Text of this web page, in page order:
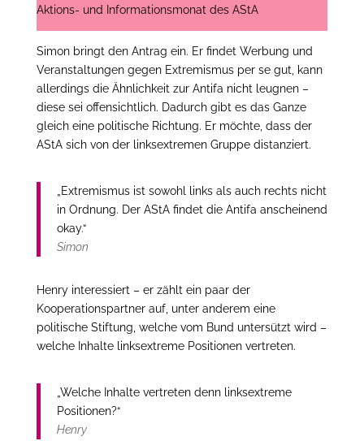
Aktions- und Informationsmonat des AStA
Simon bringt den Antrag ein. Er findet Werbung und
Veranstaltungen gegen Extremismus per se gut, kann
allerdings die Ähnlichkeit zur Antifa nicht leugnen –
diese sei offensichtlich. Dadurch gibt es das Ganze
gleich eine politische Richtung. Er möchte, dass der
AStA sich von der linksextremen Gruppe distanziert.
„Extremismus ist sowohl links als auch rechts nicht
in Ordnung. Der AStA findet die Antifa anscheinend
okay.“
Simon
Henry interessiert – er zählt ein paar der
Kooperationspartner auf, unter anderem eine
politische Stiftung, welche vom Bund untersützt wird –
welche Inhalte linksextreme Positionen vertreten.
„Welche Inhalte vertreten denn linksextreme
Positionen?“
Henry